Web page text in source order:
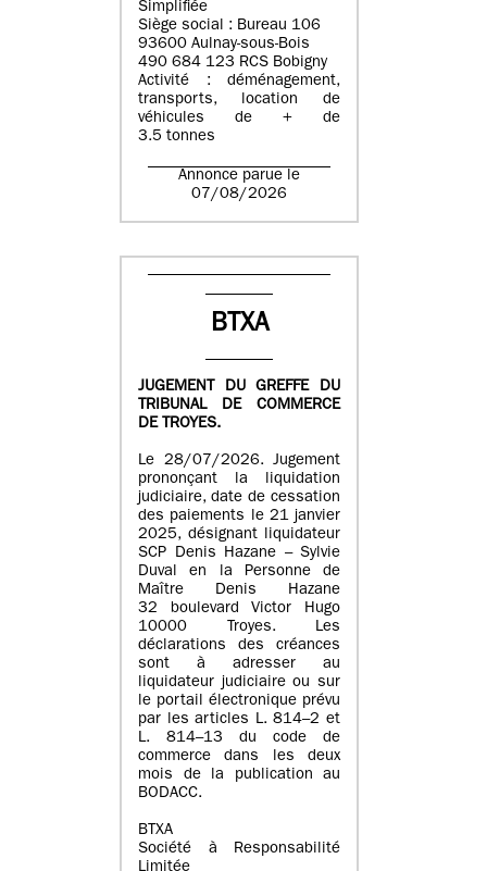
Simplifiée
Siège social : Bureau 106
93600 Aulnay-sous-Bois
490 684 123 RCS Bobigny
Activité : déménagement,
transports, location de
véhicules de + de
3.5 tonnes
Annonce parue le
07/08/2026
BTXA
JUGEMENT DU GREFFE DU
TRIBUNAL DE COMMERCE
DE TROYES.
Le 28/07/2026. Jugement
prononçant la liquidation
judiciaire, date de cessation
des paiements le 21 janvier
2025, désignant liquidateur
SCP Denis Hazane – Sylvie
Duval en la Personne de
Maître Denis Hazane
32 boulevard Victor Hugo
10000 Troyes. Les
déclarations des créances
sont à adresser au
liquidateur judiciaire ou sur
le portail électronique prévu
par les articles L. 814–2 et
L. 814–13 du code de
commerce dans les deux
mois de la publication au
BODACC.
BTXA
Société à Responsabilité